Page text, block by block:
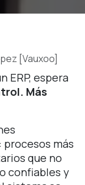
[Vauxoo]
ERP, espera
Más
más
que no
confiables y